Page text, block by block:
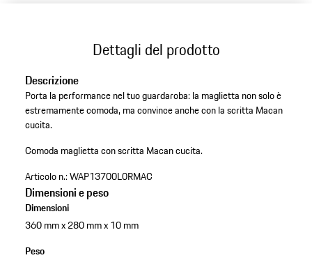
Dettagli del prodotto
Descrizione
Porta la performance nel tuo guardaroba: la maglietta non solo è
estremamente comoda, ma convince anche con la scritta Macan
cucita.
Comoda maglietta con scritta Macan cucita.
Articolo n.:WAP13700L0RMAC
Dimensioni e peso
Dimensioni
360 mm x 280 mm x 10 mm
Peso